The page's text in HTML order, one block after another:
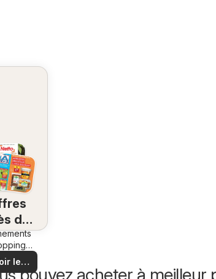
de
et
les
pouvez acheter à meilleur